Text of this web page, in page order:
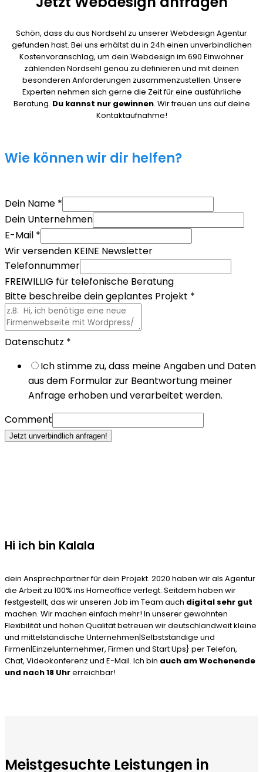
Schön, dass du aus Nordsehl zu unserer Webdesign Agentur
gefunden hast. Bei uns erhältst du in 24h einen unverbindlichen
Kostenvoranschlag, um dein Webdesign im 690 Einwohner
zählenden Nordsehl genau zu definieren und mit deinen
besonderen Anforderungen zusammenzustellen. Unsere
Experten nehmen sich gerne die Zeit für eine ausführliche
Beratung. Du kannst nur gewinnen. Wir freuen uns auf deine
Kontaktaufnahme!
Wie können wir dir helfen?
Dein Name *
Dein Unternehmen
E-Mail *
Wir versenden KEINE Newsletter
Telefonnummer
FREIWILLIG für telefonische Beratung
Bitte beschreibe dein geplantes Projekt *
Datenschutz *
Ich stimme zu, dass meine Angaben und Daten
aus dem Formular zur Beantwortung meiner
Anfrage erhoben und verarbeitet werden.
Comment
Jetzt unverbindlich anfragen!
Hi ich bin Kalala
dein Ansprechpartner für dein Projekt. 2020 haben wir als Agentur
die Arbeit zu 100% ins Homeoffice verlegt. Seitdem haben wir
festgestellt, das wir unseren Job im Team auch digital sehr gut
machen. Wir machen einfach mehr! In unserer gewohnten
Flexibilität und hohen Qualität betreuen wir deutschlandweit kleine
und mittelständische Unternehmen|Selbstständige und
Firmen|Einzelunternehmer, Firmen und Start Ups} per Telefon,
Chat, Videokonferenz und E-Mail. Ich bin auch am Wochenende
und nach 18 Uhrerreichbar!
Meistgesuchte Leistungen in